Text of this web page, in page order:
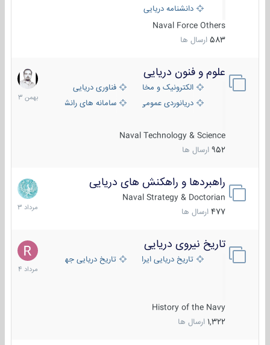
دانشنامه دریایی کپی
Naval Force Others
583 ارسال ها
علوم و فنون دریایی
الکترونیک و مخابرات دریاییفناوری دریایی
دریانوردی عمومی
سامانه های رانشی دریایی
Naval Technology & Science
952 ارسال ها
6
بهمن
1403
راهبردها و راهکنش های دریایی
Naval Strategy & Doctorian
477 ارسال ها
2
مرداد
1403
تاریخ نیروی دریایی
تاریخ دریایی ایران تاریخ دریایی جهان
History of the Navy
1,322 ارسال ها
16
مرداد
1404